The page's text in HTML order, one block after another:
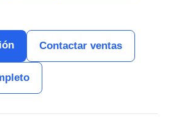
Contactar ventas